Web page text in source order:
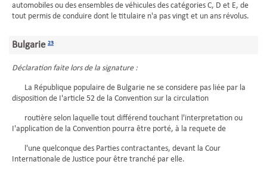
automobiles ou des ensembles de véhicules des catégories C, D et E, de
tout permis de conduire dont le titulaire n'a pas vingt et un ans révolus.
Bulgarie 23
Déclaration faite lors de la signature :
La République populaire de Bulgarie ne se considere pas liée par la
disposition de I'article 52 de la Convention sur la circulation
routière selon laquelle tout différend touchant l'interpretation ou
I'application de la Convention pourra être porté, à la requete de
l'une quelconque des Parties contractantes, devant la Cour
Internationale de Justice pour être tranché par elle.